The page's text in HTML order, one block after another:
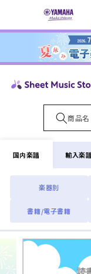
ンツに
国内楽譜
楽器別
書籍/電子書籍
輸入楽譜